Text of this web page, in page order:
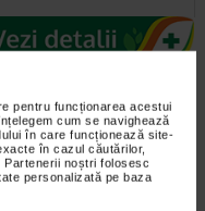
pentru funcționarea acestui
cum se navighează
în care funcționează site-
în cazul căutărilor,
noștri folosesc
personalizată pe baza